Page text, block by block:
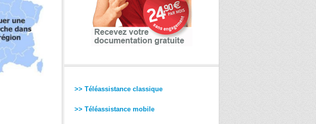
>> Téléassistance classique
>> Téléassistance mobile